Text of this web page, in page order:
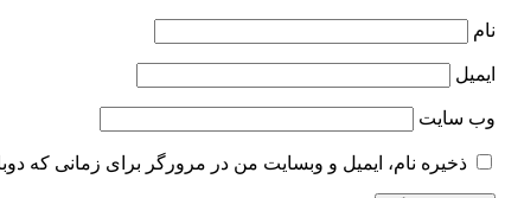
نام
ایمیل
وب‌ سایت
ذخیره نام، ایمیل و وبسایت من در مرورگر برای زمانی که